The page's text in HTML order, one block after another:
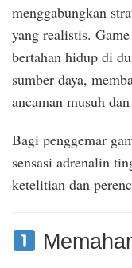
menggabungkan
yang realistis.
bertahan hidup di
sumber daya,
ancaman musuh
Bagi penggemar
sensasi adrenalin
ketelitian dan